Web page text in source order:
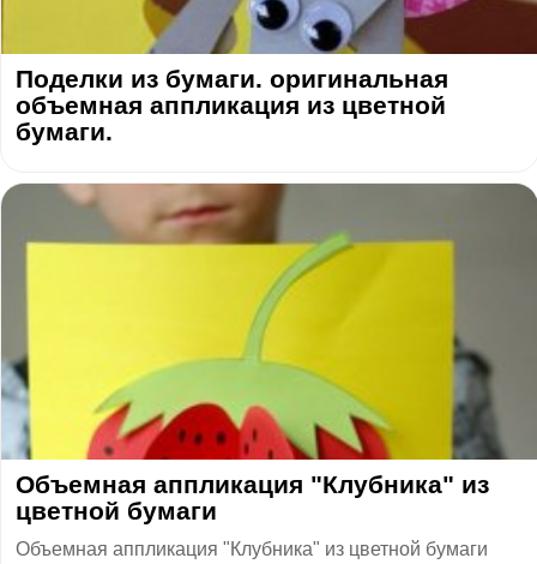
Поделки из бумаги. оригинальная
объемная аппликация из цветной
бумаги.
Объемная аппликация "Клубника" из
цветной бумаги
Объемная аппликация "Клубника" из цветной бумаги